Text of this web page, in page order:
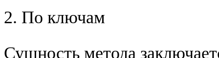
2. По ключам
Сущность метода